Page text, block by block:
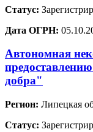
Статус:
Дата ОГРН:
Автономная
добра"
Регион: Липецкая
Статус: